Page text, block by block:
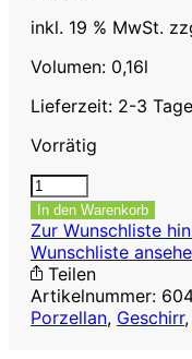
inkl. 19 % MwSt.
Volumen: 0,16l
Lieferzeit: 2-3
Vorrätig
Öl-
und
Essig
Spender/
Flasche/
Karaffe
Set
In den Warenkorb
Zur Wunschliste
Wunschliste
Teilen
Artikelnummer:
Porzellan, Geschirr,